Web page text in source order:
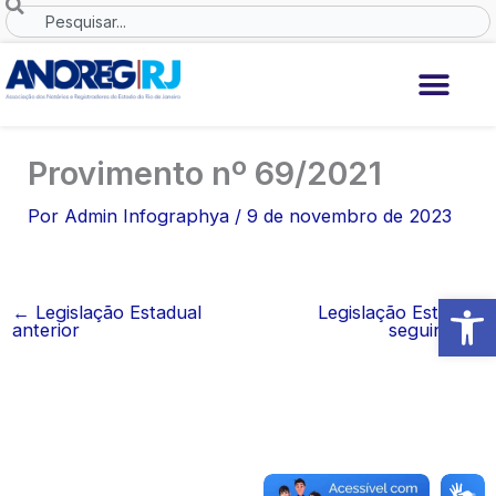
Abrir
Ir
o
Search
Provimento nº 69/2021
Por Admin Infographya /9 de novembro de 2023
← Legislação Estadual
anterior
Legislação Estadual
seguinte→